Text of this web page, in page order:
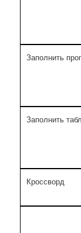
Заполнить
Заполнить
Кроссворд